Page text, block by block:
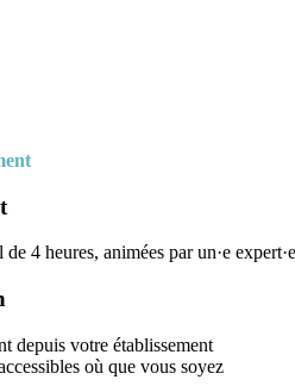
4 heures, animées par un·e
depuis votre établissement
où que vous soyez